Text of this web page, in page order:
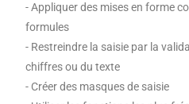
- Appliquer des mises en forme
formules
- Restreindre la saisie par la
chiffres ou du texte
- Créer des masques de saisie